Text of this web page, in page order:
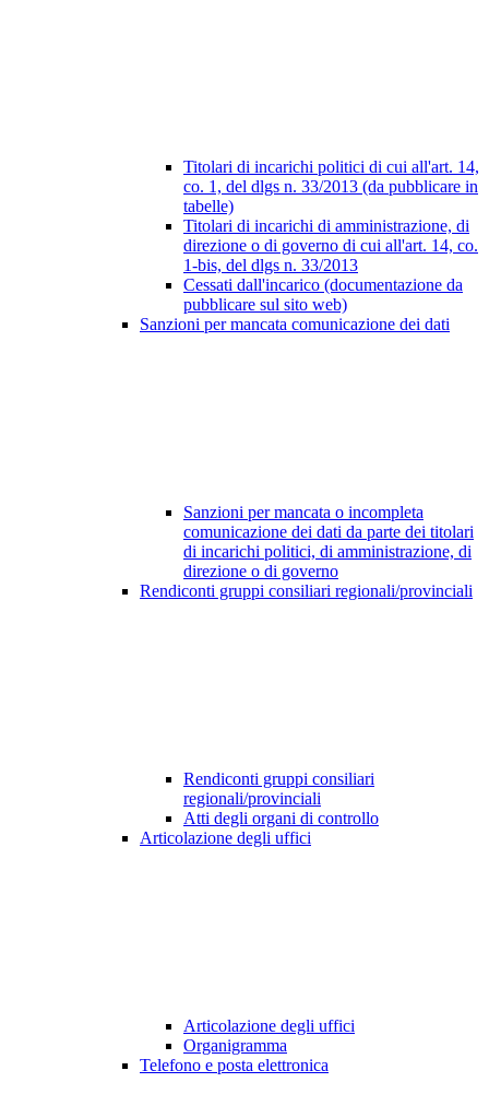
Titolari di incarichi politici di cui all'art. 14,
co. 1, del dlgs n. 33/2013 (da pubblicare in
tabelle)
Titolari di incarichi di amministrazione, di
direzione o di governo di cui all'art. 14, co.
1-bis, del dlgs n. 33/2013
Cessati dall'incarico (documentazione da
pubblicare sul sito web)
Sanzioni per mancata comunicazione dei dati
Sanzioni per mancata o incompleta
comunicazione dei dati da parte dei titolari
di incarichi politici, di amministrazione, di
direzione o di governo
Rendiconti gruppi consiliari regionali/provinciali
Rendiconti gruppi consiliari
regionali/provinciali
Atti degli organi di controllo
Articolazione degli uffici
Articolazione degli uffici
Organigramma
Telefono e posta elettronica